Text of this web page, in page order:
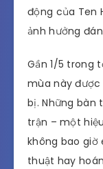
động của Ten
ảnh hưởng
Gần 1/5 trong
mùa này
bị. Những bàn
trận – một
không bao giờ
thuật hay